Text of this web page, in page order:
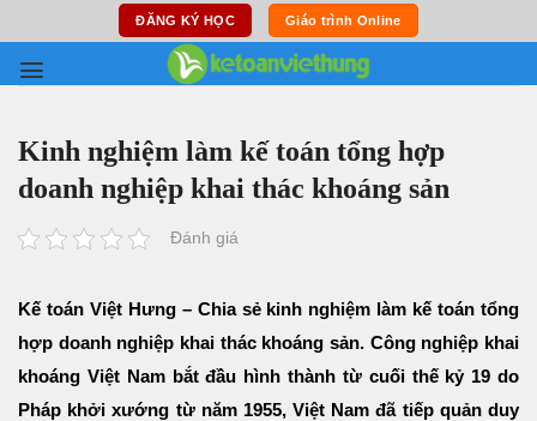
content
ĐĂNG KÝ HỌC Giáo trình Online
Kinh nghiệm làm kế toán tổng hợp
doanh nghiệp khai thác khoáng sản
Đánh giá
Kế toán Việt Hưng – Chia sẻ kinh nghiệm làm kế toán tổng
hợp doanh nghiệp khai thác khoáng sản. Công nghiệp khai
khoáng Việt Nam bắt đầu hình thành từ cuối thế kỷ 19 do
Pháp khởi xướng từ năm 1955, Việt Nam đã tiếp quản duy